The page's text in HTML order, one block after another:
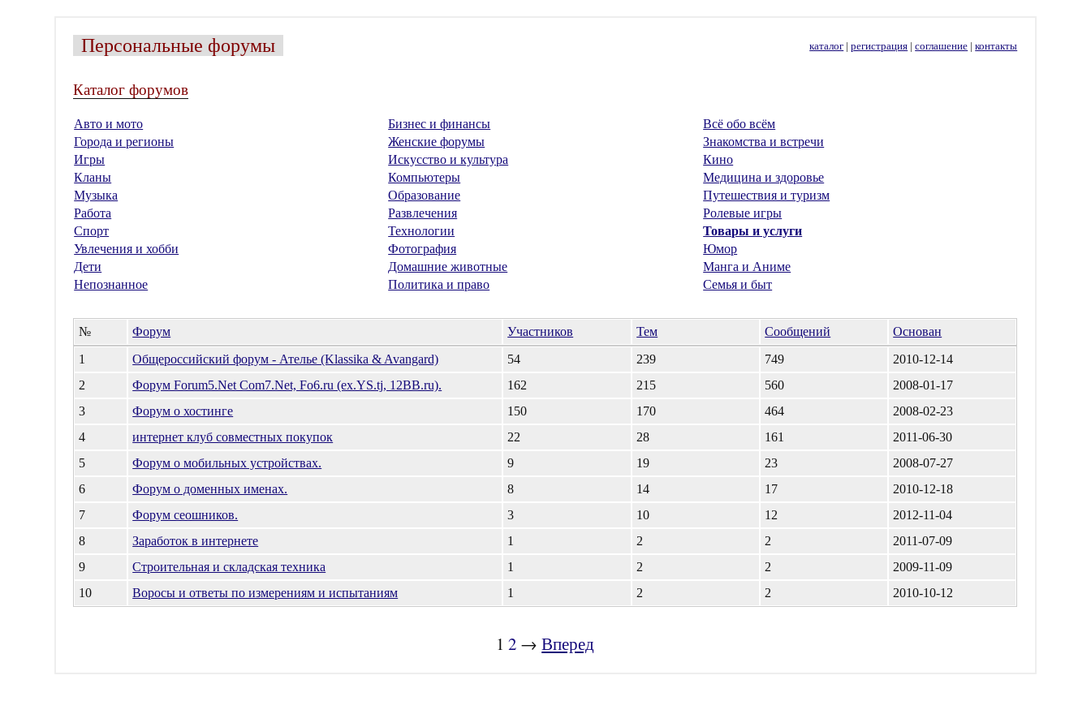
Персональные форумы каталог |регистрация |соглашение |контакты
Каталог форумов
Авто и мото Бизнес и финансы
Всё обо всём
Города и регионы
Женские форумы
Знакомства и встречи
Игры
Искусство и культура
Кино
Кланы
Компьютеры
Медицина и здоровье
Музыка
Образование
Путешествия и туризм
Работа
Развлечения
Ролевые игры
Спорт
Технологии
Товары и услуги
Увлечения и хобби
Фотография
Юмор
Дети
Домашние животные
Манга и Аниме
Непознанное
Политика и право Семья и быт
№ Форум Участников Тем Сообщений
Основан
1
Общероссийский форум - Ателье (Klassika & Avangard) 54 239 749
2010-12-14
2
Форум Forum5.Net Com7.Net, Fo6.ru (ex.YS.tj, 12BB.ru). 162 215 560
2008-01-17
3
Форум о хостинге 150 170 464
2008-02-23
4
интернет клуб совместных покупок 22 28 161
2011-06-30
5
Форум о мобильных устройствах. 9 19 23
2008-07-27
6
Форум о доменных именах. 8 14 17
2010-12-18
7
Форум сеошников. 3 10 12
2012-11-04
8
Заработок в интернете 1 2 2
2011-07-09
9
Строительная и складская техника 1 2 2
2009-11-09
10
Воросы и ответы по измерениям и испытаниям 1 2 2 2010-10-12
12 →Вперед